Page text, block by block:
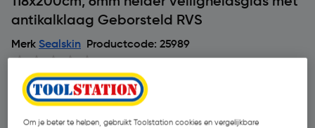
antikalklaag Geborsteld RVS
Merk Sealskin Productcode: 25989
Om je beter te helpen, gebruikt Toolstation cookies en vergelijkbare